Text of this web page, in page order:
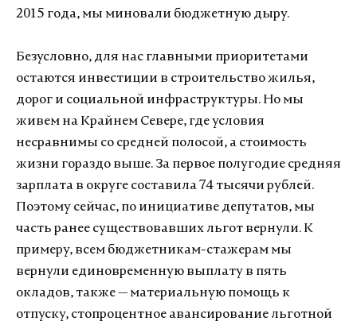
2015 года, мы миновали бюджетную дыру.
Безусловно, для нас главными приоритетами
остаются инвестиции в строительство жилья,
дорог и социальной инфраструктуры. Но мы
живем на Крайнем Севере, где условия
несравнимы со средней полосой, а стоимость
жизни гораздо выше. За первое полугодие средняя
зарплата в округе составила 74 тысячи рублей.
Поэтому сейчас, по инициативе депутатов, мы
часть ранее существовавших льгот вернули. К
примеру, всем бюджетникам-стажерам мы
вернули единовременную выплату в пять
окладов, также — материальную помощь к
отпуску, стопроцентное авансирование льготной